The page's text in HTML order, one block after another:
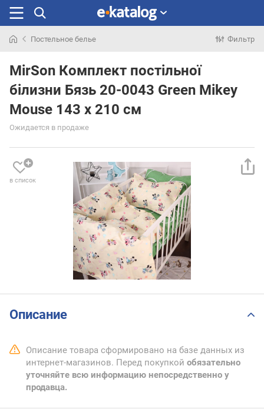
раньше
Постельное белье Фильтр
MirSon Комплект постільної
білизни Бязь 20-0043 Green Mikey
Mouse 143 x 210 см
Ожидается в продаже
в список
Описание
Описание товара сформировано на базе данных из
интернет-магазинов. Перед покупкой обязательно
уточняйте всю информацию непосредственно у
продавца.